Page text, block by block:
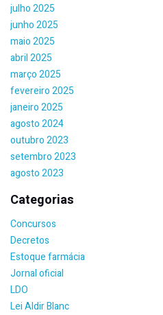
julho 2025
junho 2025
maio 2025
abril 2025
março 2025
fevereiro 2025
janeiro 2025
agosto 2024
outubro 2023
setembro 2023
agosto 2023
Categorias
Concursos
Decretos
Estoque farmácia
Jornal oficial
LDO
Lei Aldir Blanc